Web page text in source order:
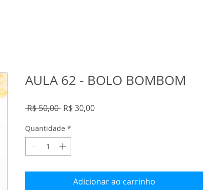
AULA 62 - BOLO BOMBOM
R$ 50,00 Preço
R$ 30,00Preço
Quantidade *
Adicionar ao carrinho